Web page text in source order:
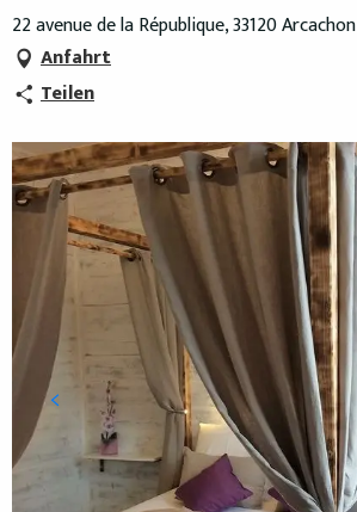
22 avenue de la République, 33120 Arcachon
Anfahrt
Teilen